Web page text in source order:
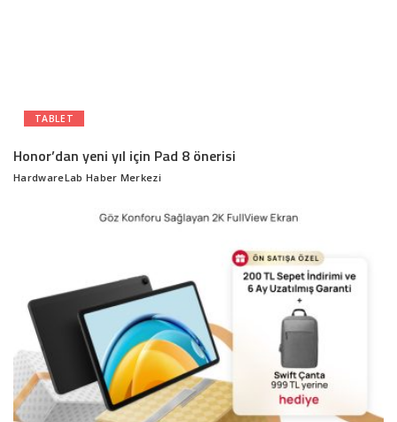
TABLET
Honor’dan yeni yıl için Pad 8 önerisi
Posted
HardwareLab Haber Merkezi